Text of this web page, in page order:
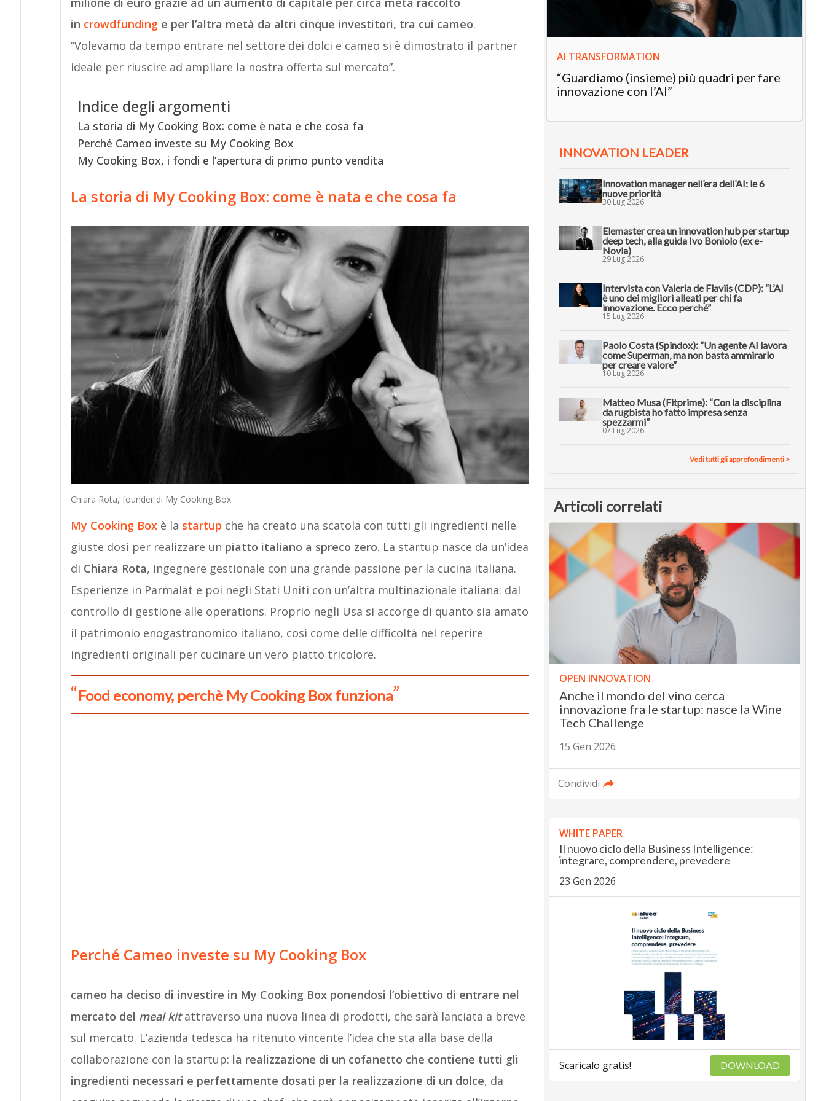
in crowdfunding e per l’altra metà da altri cinque investitori, tra cui cameo.
“Volevamo da tempo entrare nel settore dei dolci e cameo si è dimostrato il partner
ideale per riuscire ad ampliare la nostra offerta sul mercato”.
Indice degli argomenti
La storia di My Cooking Box: come è nata e che cosa fa
Perché Cameo investe su My Cooking Box
My Cooking Box, i fondi e l’apertura di primo punto vendita
La storia di My Cooking Box: come è nata e che cosa fa
Chiara Rota, founder di My Cooking Box
My Cooking Boxè la startup che ha creato una scatola con tutti gli ingredienti nelle
giuste dosi per realizzare un piatto italiano a spreco zero. La startup nasce da un’idea
di Chiara Rota, ingegnere gestionale con una grande passione per la cucina italiana.
Esperienze in Parmalat e poi negli Stati Uniti con un’altra multinazionale italiana: dal
controllo di gestione alle operations. Proprio negli Usa si accorge di quanto sia amato
il patrimonio enogastronomico italiano, così come delle difficoltà nel reperire
ingredienti originali per cucinare un vero piatto tricolore.
Food economy, perchè My Cooking Box funziona
Perché Cameo investe su My Cooking Box
cameo ha deciso di investire in My Cooking Box ponendosi l’obiettivo di entrare nel
mercato del meal kitattraverso una nuova linea di prodotti, che sarà lanciata a breve
sul mercato. L’azienda tedesca ha ritenuto vincente l’idea che sta alla base della
collaborazione con la startup: la realizzazione di un cofanetto che contiene tutti gli
ingredienti necessari e perfettamente dosati per la realizzazione di un dolce, da
AI TRANSFORMATION
“Guardiamo (insieme) più quadri per fare
innovazione con l’AI”
INNOVATION LEADER
Innovation manager nell’era dell’AI: le 6
nuove priorità
30 Lug 2026
Elemaster crea un innovation hub per startup
deep tech, alla guida Ivo Boniolo (ex e-
Novia)
29 Lug 2026
Intervista con Valeria de Flaviis (CDP): “L’AI
è uno dei migliori alleati per chi fa
innovazione. Ecco perché”
15 Lug 2026
Paolo Costa (Spindox): “Un agente AI lavora
come Superman, ma non basta ammirarlo
per creare valore”
10 Lug 2026
Matteo Musa (Fitprime): “Con la disciplina
da rugbista ho fatto impresa senza
spezzarmi”
07 Lug 2026
Vedi tutti gli approfondimenti >
Articoli correlati
OPEN INNOVATION
Anche il mondo del vino cerca
innovazione fra le startup: nasce la Wine
Tech Challenge
15 Gen 2026
Condividi
WHITE PAPER
Il nuovo ciclo della Business Intelligence:
integrare, comprendere, prevedere
23 Gen 2026
Scaricalo gratis! DOWNLOAD